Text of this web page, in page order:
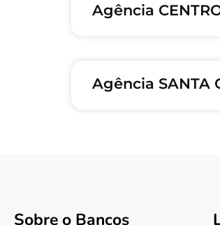
Agência
Agência SANTA
Sobre o Bancos